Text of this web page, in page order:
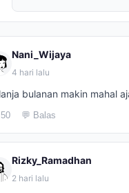
Nani_Wijaya
4 hari lalu
bulanan makin mahal
💬 Balas
Rizky_Ramadhan
2 hari lalu